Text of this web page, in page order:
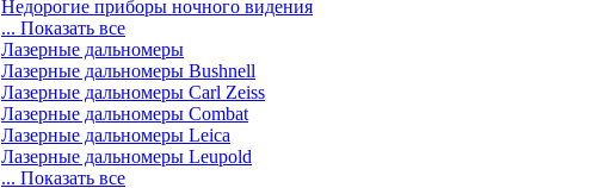
Недорогие приборы ночного видения
... Показать все
Лазерные дальномеры
Лазерные дальномеры Bushnell
Лазерные дальномеры Carl Zeiss
Лазерные дальномеры Combat
Лазерные дальномеры Leica
Лазерные дальномеры Leupold
... Показать все